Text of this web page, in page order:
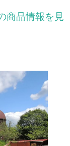
商品情報を見